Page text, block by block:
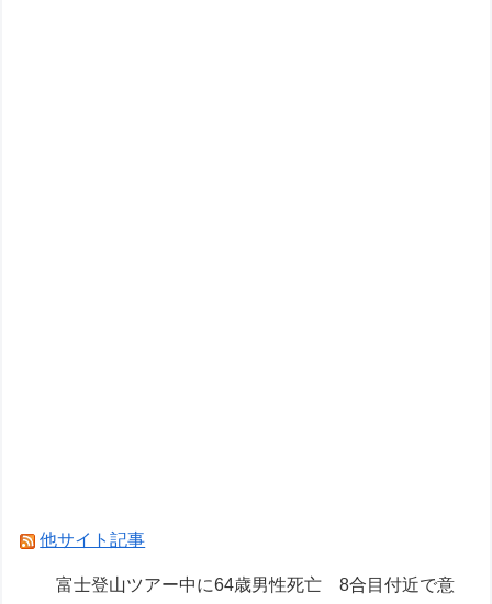
他サイト記事
富士登山ツアー中に64歳男性死亡 8合目付近で意